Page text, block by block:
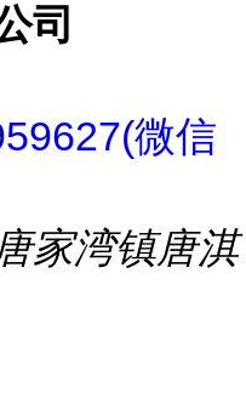
司
微信
家湾镇唐淇